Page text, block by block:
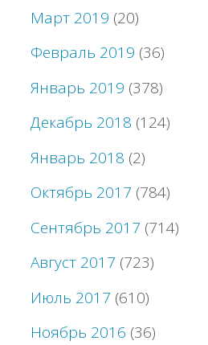
Март 2019 (20)
Февраль 2019 (36)
Январь 2019 (378)
Декабрь 2018 (124)
Январь 2018 (2)
Октябрь 2017 (784)
Сентябрь 2017 (714)
Август 2017 (723)
Июль 2017 (610)
Ноябрь 2016 (36)